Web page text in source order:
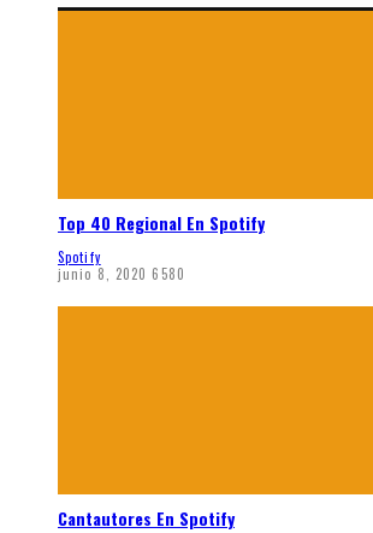
Top 40 Regional En Spotify
Spotify
junio 8, 2020 6580
Cantautores En Spotify